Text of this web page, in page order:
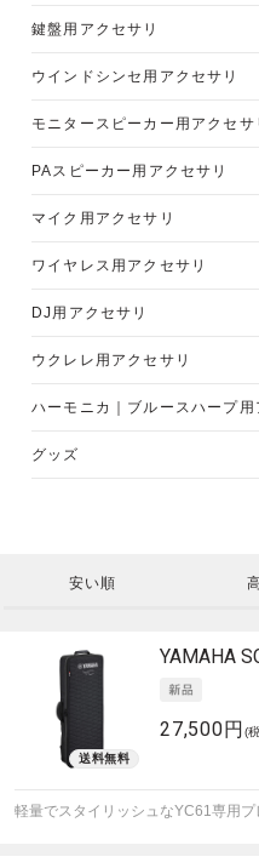
鍵盤用アクセサリ
ウインドシンセ用アクセサリ
モニタースピーカー用アクセサ
PAスピーカー用アクセサリ
マイク用アクセサリ
ワイヤレス用アクセサリ
DJ用アクセサリ
ウクレレ用アクセサリ
ハーモニカ｜ブルースハープ用
グッズ
安い順
YAMAHA
27,500円 (
軽量でスタイリッシュなYC61専用プ